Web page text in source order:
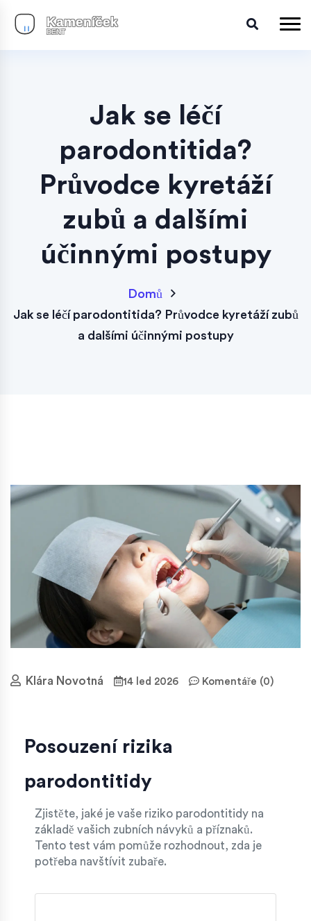
Jak se léčí
parodontitida?
Průvodce kyretáží
zubů a dalšími
účinnými postupy
Domů
Jak se léčí parodontitida? Průvodce kyretáží zubů
a dalšími účinnými postupy
Klára Novotná 14 led 2026 Komentáře (0)
Posouzení rizika
parodontitidy
Zjistěte, jaké je vaše riziko parodontitidy na
základě vašich zubních návyků a příznaků.
Tento test vám pomůže rozhodnout, zda je
potřeba navštívit zubaře.